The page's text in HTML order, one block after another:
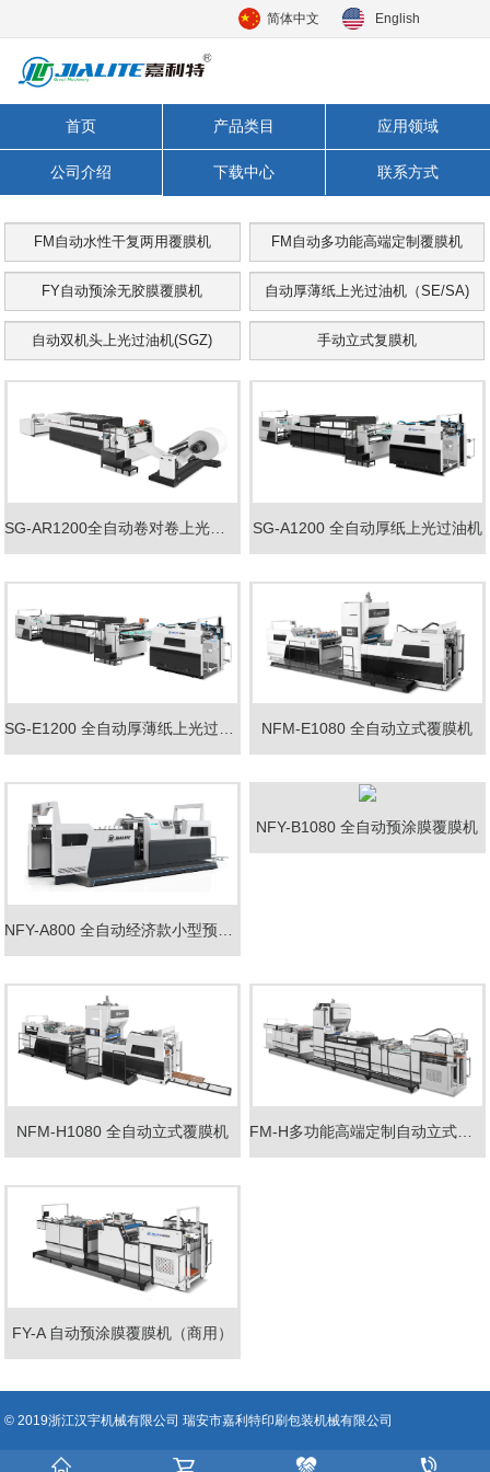
简体中文 English
首页 产品类目 应用领域
公司介绍 下载中心 联系方式
FM自动水性干复两用覆膜机 FM自动多功能高端定制覆膜机
FY自动预涂无胶膜覆膜机 自动厚薄纸上光过油机（SE/SA)
自动双机头上光过油机(SGZ) 手动立式复膜机
SG-A1200 全自动厚纸上光过油机
SG-E1200 全自动厚薄纸上光过油机 NFM-E1080 全自动立式覆膜机
NFY-A800 全自动经济款小型预涂膜覆膜机
NFY-B1080 全自动预涂膜覆膜机
NFM-H1080 全自动立式覆膜机
FY-A 自动预涂膜覆膜机（商用）
© 2019浙江汉宇机械有限公司 瑞安市嘉利特印刷包装机械有限公司